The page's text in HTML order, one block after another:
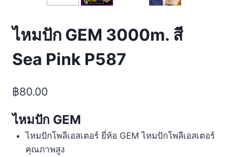
ไหมปัก GEM 3000m. สี
Sea Pink P587
฿80.00
ไหมปัก GEM
ไหมปักโพลีเอสเตอร์ ยี่ห้อ GEM ไหมปักโพลีเอสเตอร์
คุณภาพสูง